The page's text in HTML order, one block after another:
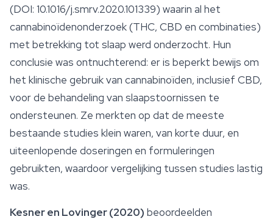
(DOI: 10.1016/j.smrv.2020.101339) waarin al het
cannabinoïdenonderzoek (THC, CBD en combinaties)
met betrekking tot slaap werd onderzocht. Hun
conclusie was ontnuchterend: er is beperkt bewijs om
het klinische gebruik van cannabinoïden, inclusief CBD,
voor de behandeling van slaapstoornissen te
ondersteunen. Ze merkten op dat de meeste
bestaande studies klein waren, van korte duur, en
uiteenlopende doseringen en formuleringen
gebruikten, waardoor vergelijking tussen studies lastig
was.
Kesner en Lovinger (2020) beoordeelden